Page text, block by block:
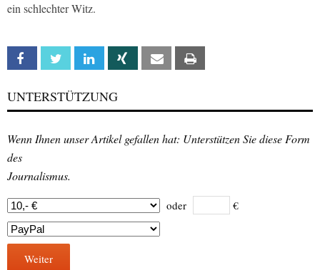
ein schlechter Witz.
Facebook Twitter Linkedin Xing Email
UNTERSTÜTZUNG
Wenn Ihnen unser Artikel gefallen hat: Unterstützen Sie diese Form
des
Journalismus.
oder €
Weiter